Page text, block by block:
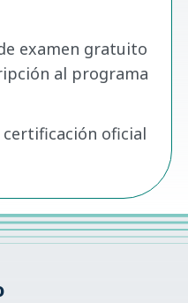
examen gratuito
al programa
certificación oficial